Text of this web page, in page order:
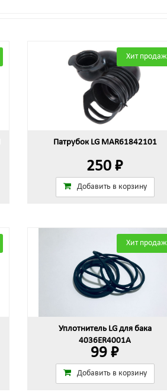
Хит продаж
Патрубок LG MAR61842101
250 ₽
Добавить в корзину
Хит продаж
Уплотнитель LG для бака
4036ER4001A
99 ₽
Добавить в корзину